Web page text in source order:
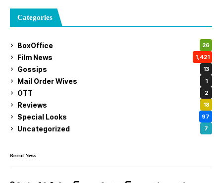
Categories
BoxOffice 26
Film News 1,421
Gossips 13
Mail Order Wives 1
OTT 2
Reviews 18
Special Looks 97
Uncategorized 7
Recent News